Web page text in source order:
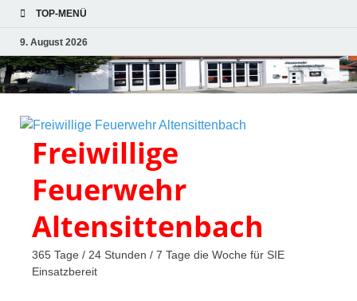
TOP-MENÜ
9. August 2026
Freiwillige
Feuerwehr
Altensittenbach
365 Tage / 24 Stunden / 7 Tage die Woche für SIE
Einsatzbereit